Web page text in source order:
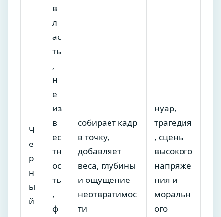
Ч
е
р
н
ы
й
в
л
ас
ть
,
н
е
из
в
ес
тн
ос
ть
,
ф
собирает кадр
в точку,
добавляет
веса, глубины
и ощущение
неотвратимос
ти
нуар,
трагедия
, сцены
высокого
напряже
ния и
моральн
ого